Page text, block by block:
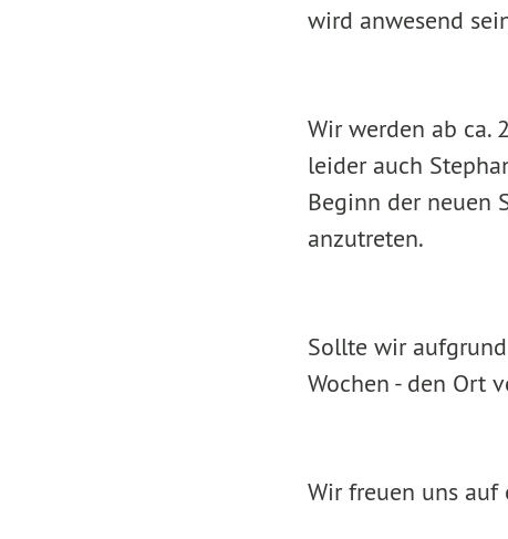
wird anwesend
Wir werden ab ca.
leider auch
Beginn der neuen
anzutreten.
Sollte wir
Wochen - den Ort
Wir freuen uns auf